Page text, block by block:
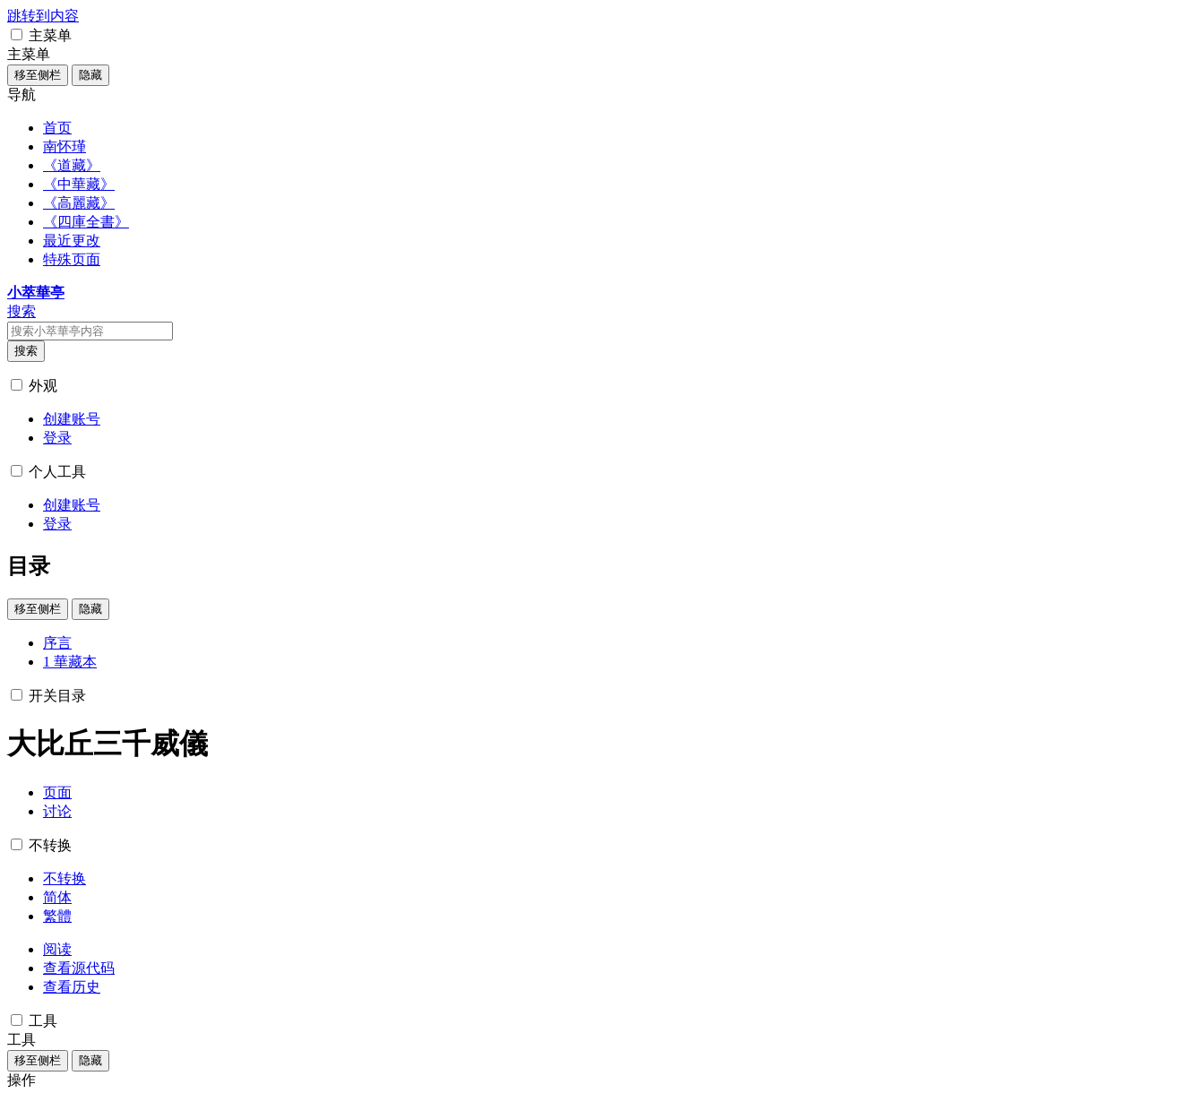
跳转到内容
主菜单
主菜单
移至侧栏 隐藏
导航
首页
南怀瑾
《道藏》
《中華藏》
《高麗藏》
《四庫全書》
最近更改
特殊页面
小萃華亭
搜索
搜索
外观
创建账号
登录
个人工具
创建账号
登录
目录
移至侧栏 隐藏
序言
1 華藏本
开关目录
大比丘三千威儀
页面
讨论
不转换
不转换
简体
繁體
阅读
查看源代码
查看历史
工具
工具
移至侧栏 隐藏
操作